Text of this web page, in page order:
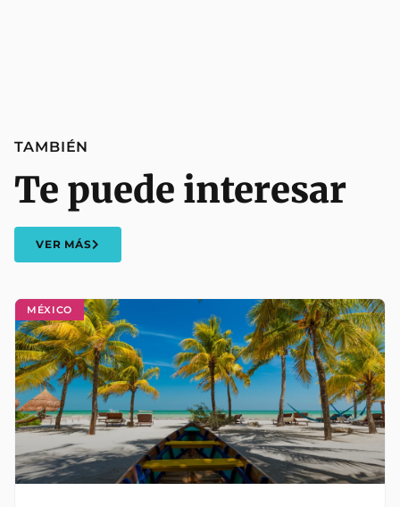
MÉXICO
TAMBIÉN
Te puede interesar
VER MÁS